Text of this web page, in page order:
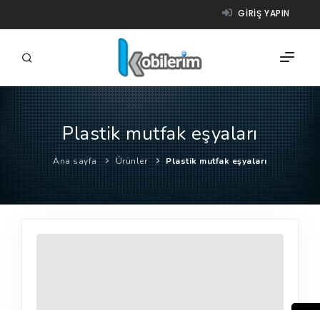
GIRIŞ YAPIN
FIRMALAR
ÜRÜNLER
NASIL ÇALIŞIR?
YARDIM
Plastik mutfak eşyaları
Ana sayfa Ürünler Plastik mutfak eşyaları